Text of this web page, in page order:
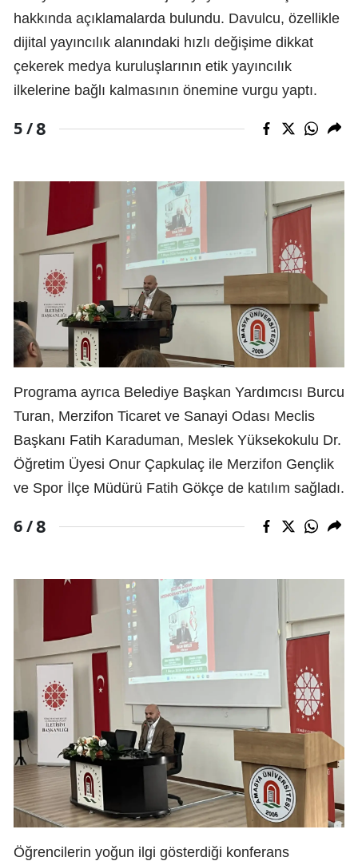
hakkında açıklamalarda bulundu. Davulcu, özellikle
dijital yayıncılık alanındaki hızlı değişime dikkat
çekerek medya kuruluşlarının etik yayıncılık
ilkelerine bağlı kalmasının önemine vurgu yaptı.
5 /8
Programa ayrıca Belediye Başkan Yardımcısı Burcu
Turan, Merzifon Ticaret ve Sanayi Odası Meclis
Başkanı Fatih Karaduman, Meslek Yüksekokulu Dr.
Öğretim Üyesi Onur Çapkulaç ile Merzifon Gençlik
ve Spor İlçe Müdürü Fatih Gökçe de katılım sağladı.
6 /8
Öğrencilerin yoğun ilgi gösterdiği konferans